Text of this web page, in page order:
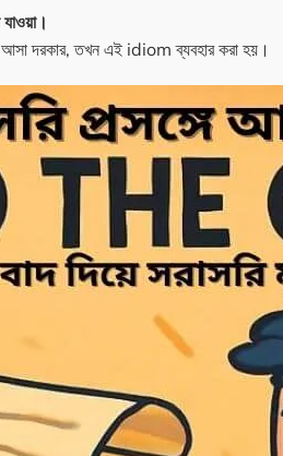
আসা দরকার, তখন এই idiom ব্যবহার করা হয়।